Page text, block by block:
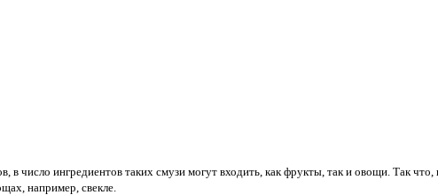
число ингредиентов таких смузи могут входить, как фрукты, так и овощи. Так
например, свекле.